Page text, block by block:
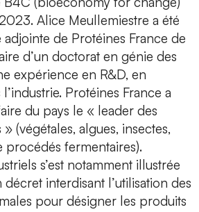
Alice Meullemiestre a été
de Protéines France de
d’un doctorat en génie des
expérience en R&D, en
Protéines France a
du pays le « leader des
(végétales, algues, insectes,
procédés fermentaires).
s’est notamment illustrée
décret interdisant l’utilisation des
pour désigner les produits